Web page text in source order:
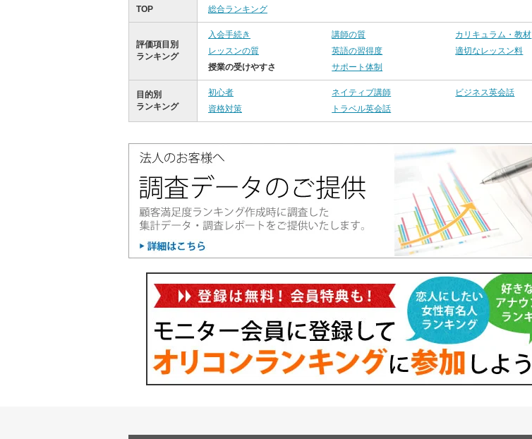
TOP 総合ランキング
評価項目別
ランキング
入会手続き 講師の質
カリキュラム・教材
レッスンの質
英語の習得度
適切なレッスン料
授業の受けやすさ
サポート体制
目的別
ランキング
初心者 ネイティブ講師
ビジネス英会話
資格対策
トラベル英会話